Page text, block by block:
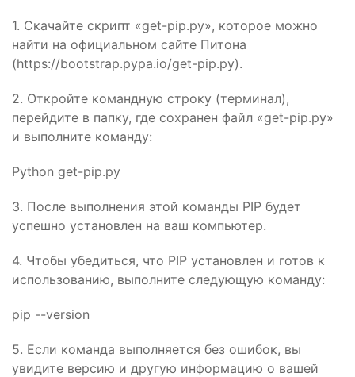
1. Скачайте скрипт «get-pip.py», которое можно
найти на официальном сайте Питона
(https://bootstrap.pypa.io/get-pip.py).
2. Откройте командную строку (терминал),
перейдите в папку, где сохранен файл «get-pip.py»
и выполните команду:
Python get-pip.py
3. После выполнения этой команды PIP будет
успешно установлен на ваш компьютер.
4. Чтобы убедиться, что PIP установлен и готов к
использованию, выполните следующую команду:
pip --version
5. Если команда выполняется без ошибок, вы
увидите версию и другую информацию о вашей